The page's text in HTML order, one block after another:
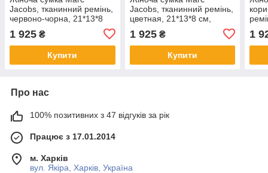
Jacobs, тканинний ремінь,
червоно-чорна, 21*13*8
1 925 ₴
Купити
Jacobs, тканинний ремінь,
цветная, 21*13*8 см,
1 925₴
Купити
1
Про нас
100% позитивних з 47 відгуків за рік
Працює з 17.01.2014
м. Харків
вул. Якіра, Харків, Україна